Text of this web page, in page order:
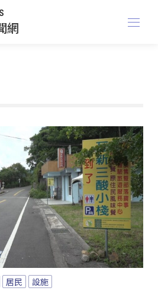
網
居民 設施